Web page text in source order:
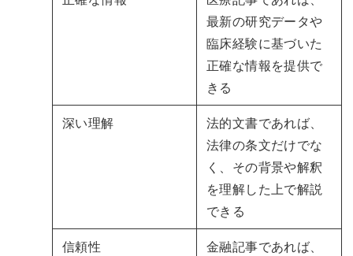
最新の研究データや
臨床経験に基づいた
正確な情報を提供で
きる
深い理解
法的文書であれば、
法律の条文だけでな
く、その背景や解釈
を理解した上で解説
できる
信頼性
金融記事であれば、